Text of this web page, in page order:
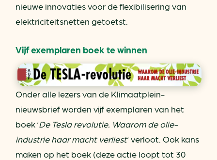
nieuwe innovaties voor de flexibilisering van
elektriciteitsnetten getoetst.
Vijf exemplaren boek te winnen
Onder alle lezers van de Klimaatplein-
nieuwsbrief worden vijf exemplaren van het
boek ‘De Tesla revolutie. Waarom de olie-
industrie haar macht verliest‘ verloot. Ook kans
maken op het boek (deze actie loopt tot 30